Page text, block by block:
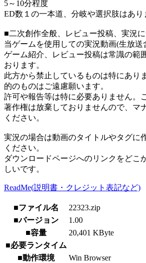
5～10分程度
ED数１の一本道、分岐や選択肢はあり
■二次創作全般、レビュー投稿、実況
当ゲームを使用しての実況動画(生放送
ゲーム紹介、レビュー投稿は常識の範
おります。
此方から禁止しているものは特にあり
的のものはご遠慮願います。
許可や報告等は特に必要ありません。
著作権は放棄しておりませんので、マ
ください。
実況の場合は動画のタイトルやタグに
ください。
ダウンロードページへのリンクをどこ
しいです。
ReadMe(説明書・クレジット表記など)
■ファイル名
22323.zip
■バージョン
1.00
■容量
20,401 KByte
■必要ランタイム
■動作環境
Win Browser